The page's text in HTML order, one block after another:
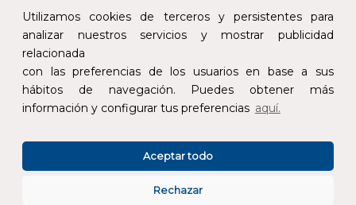
Utilizamos cookies de terceros y persistentes para
analizar nuestros servicios y mostrar publicidad
relacionada
con las preferencias de los usuarios en base a sus
hábitos de navegación. Puedes obtener más
información y configurar tus preferencias aquí.
Rechazar
Aceptar todo
Devoluciones
Atención al cliente